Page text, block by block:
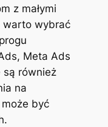
z małymi
warto wybrać
Meta Ads
są również
na
być